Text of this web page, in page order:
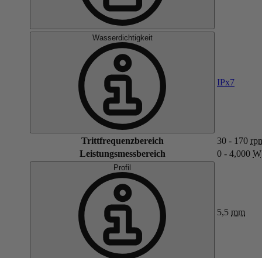
Wasserdichtigkeit
IPx7
Trittfrequenzbereich 30 - 170
Leistungsmessbereich
0 - 4,000 W
Profil
5,5 mm